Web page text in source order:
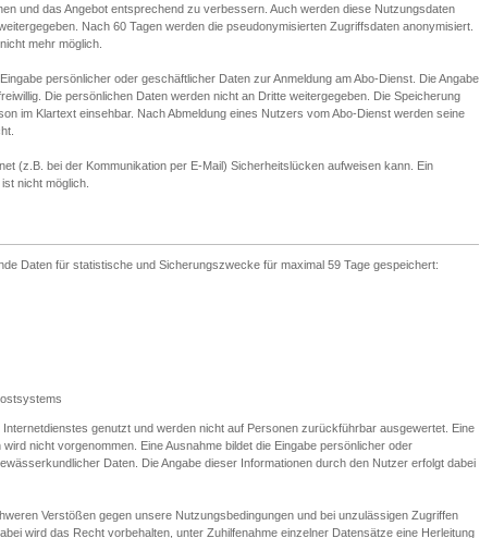
und das Angebot entsprechend zu verbessern. Auch werden diese Nutzungsdaten
Nach 60 Tagen werden die pseudonymisierten Zugriffsdaten anonymisiert.
mehr möglich.
persönlicher oder geschäftlicher Daten zur Anmeldung am Abo-Dienst. Die Angabe
Die persönlichen Daten werden nicht an Dritte weitergegeben. Die Speicherung
im Klartext einsehbar. Nach Abmeldung eines Nutzers vom Abo-Dienst werden seine
(z.B. bei der Kommunikation per E-Mail) Sicherheitslücken aufweisen kann. Ein
nicht möglich.
Daten für statistische und Sicherungszwecke für maximal 59 Tage gespeichert:
genutzt und werden nicht auf Personen zurückführbar ausgewertet. Eine
nicht vorgenommen. Eine Ausnahme bildet die Eingabe persönlicher oder
Daten. Die Angabe dieser Informationen durch den Nutzer erfolgt dabei
Verstößen gegen unsere Nutzungsbedingungen und bei unzulässigen Zugriffen
wird das Recht vorbehalten, unter Zuhilfenahme einzelner Datensätze eine Herleitung